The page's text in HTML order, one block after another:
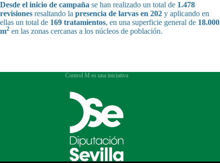
Desde el inicio de campaña se han realizado un total de 1.478
revisiones resaltando la presencia de larvas en 202 y aplicando en
ellas un total de 169 tratamientos, en una superficie general de 18.000
m2 en las zonas cercanas a los núcleos de población.
Control M es una iniciativa